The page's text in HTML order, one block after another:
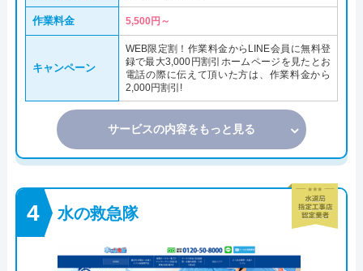
作業料金 5,500円～
キャンペーン
WEB限定割！作業料金からLINE会員に無料登
録で最大3,000円割引ホームページを見たとお
電話の際に伝えて頂いた方は、作業料金から
2,000円割引!
サービスの内容をもっと見る
水の救急隊